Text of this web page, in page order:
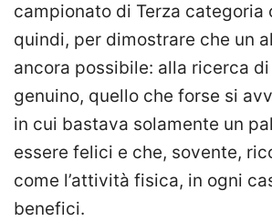
campionato di Terza categoria
quindi, per dimostrare che un
ancora possibile: alla ricerca
genuino, quello che forse si
in cui bastava solamente un
essere felici e che, sovente,
come l’attività fisica, in ogni
benefici.